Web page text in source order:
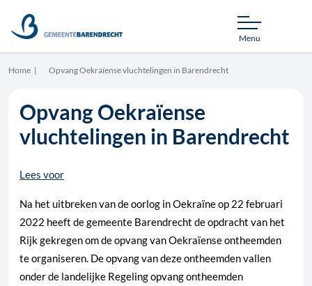
Menu
Home Opvang Oekraïense vluchtelingen in Barendrecht
Opvang Oekraïense
vluchtelingen in Barendrecht
Lees voor
Na het uitbreken van de oorlog in Oekraïne op 22 februari
2022 heeft de gemeente Barendrecht de opdracht van het
Rijk gekregen om de opvang van Oekraïense ontheemden
te organiseren. De opvang van deze ontheemden vallen
onder de landelijke Regeling opvang ontheemden